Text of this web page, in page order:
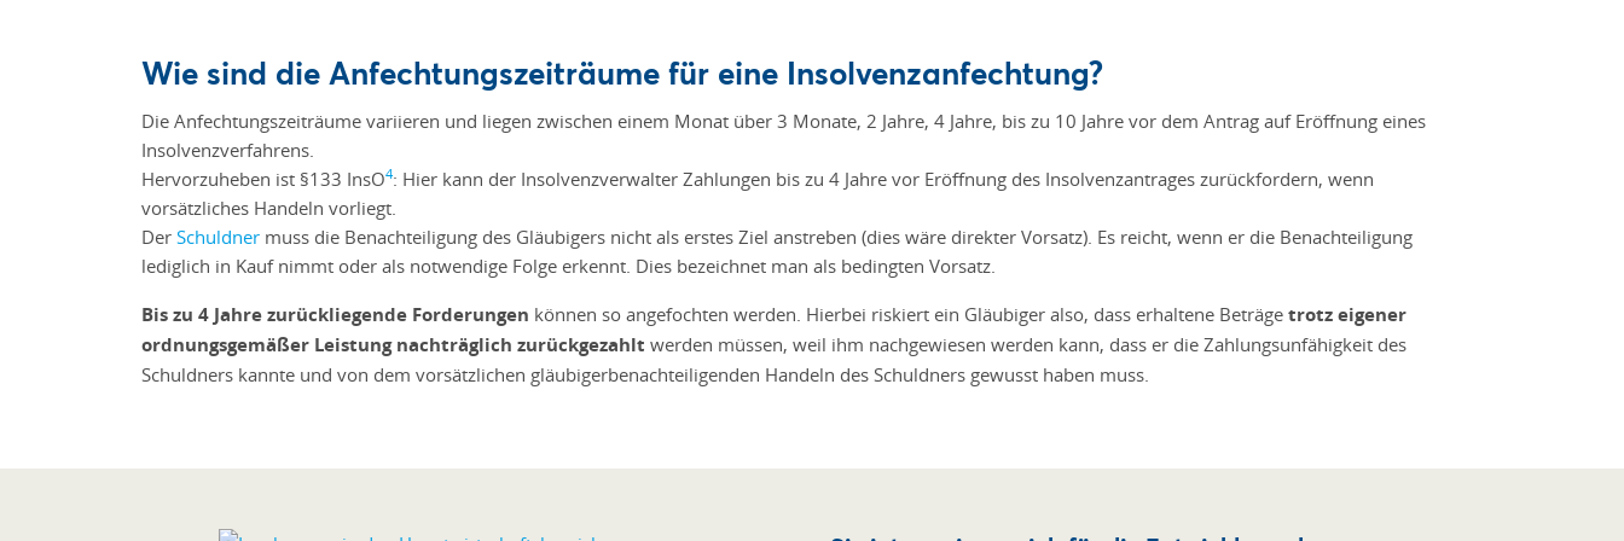
Wie sind die Anfechtungszeiträume für eine Insolvenzanfechtung?
Die Anfechtungszeiträume variieren und liegen zwischen einem Monat über 3 Monate, 2 Jahre, 4 Jahre, bis zu 10 Jahre vor dem Antrag auf Eröffnung eines
Insolvenzverfahrens.
Hervorzuheben ist §133 InsO4: Hier kann der Insolvenzverwalter Zahlungen bis zu 4 Jahre vor Eröffnung des Insolvenzantrages zurückfordern, wenn
vorsätzliches Handeln vorliegt.
Der Schuldner ​​​​​​​ muss die Benachteiligung des Gläubigers nicht als erstes Ziel anstreben (dies wäre direkter Vorsatz). Es reicht, wenn er die Benachteiligung
lediglich in Kauf nimmt oder als notwendige Folge erkennt. Dies bezeichnet man als bedingten Vorsatz.
Bis zu 4 Jahre zurückliegende Forderungen können so angefochten werden. Hierbei riskiert ein Gläubiger also, dass erhaltene Beträge trotz eigener
ordnungsgemäßer Leistung nachträglich zurückgezahlt werden müssen, weil ihm nachgewiesen werden kann, dass er die Zahlungsunfähigkeit des
Schuldners kannte und von dem vorsätzlichen gläubigerbenachteiligenden Handeln des Schuldners gewusst haben muss.